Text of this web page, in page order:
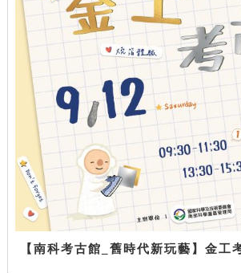
【南科考古館_舊時代新玩藝】金工